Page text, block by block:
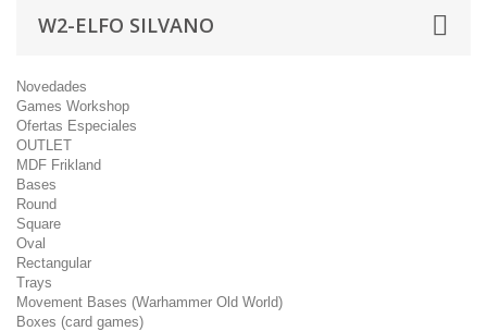
W2-ELFO SILVANO
Novedades
Games Workshop
Ofertas Especiales
OUTLET
MDF Frikland
Bases
Round
Square
Oval
Rectangular
Trays
Movement Bases (Warhammer Old World)
Boxes (card games)